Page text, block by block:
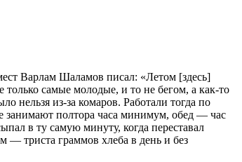
Варлам Шаламов писал: «Летом [здесь]
самые молодые, и то не бегом, а как-то
нельзя из-за комаров. Работали тогда по
занимают полтора часа минимум, обед — час
в ту самую минуту, когда переставал
— триста граммов хлеба в день и без